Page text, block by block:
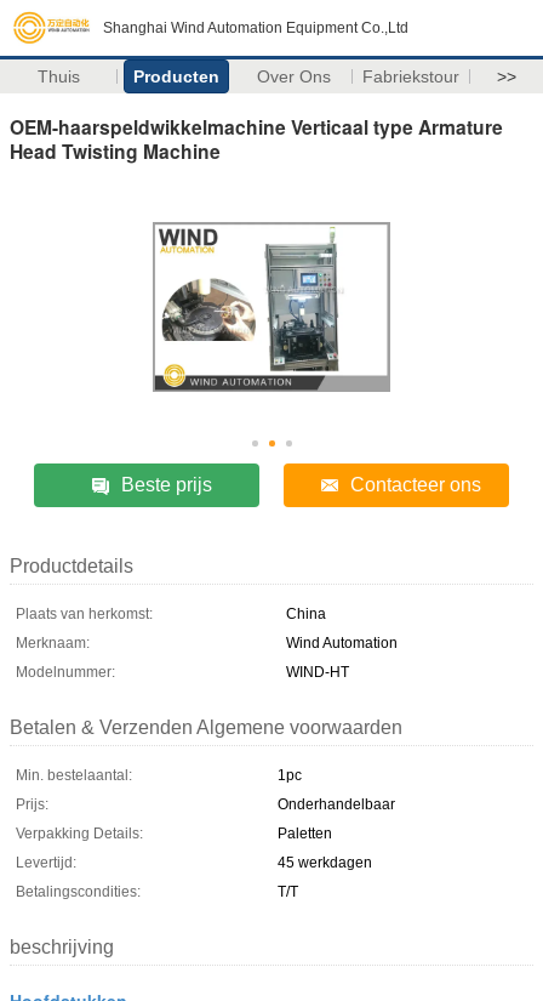
Shanghai Wind Automation Equipment Co.,Ltd
Thuis Producten Over Ons Fabriekstour >>
OEM-haarspeldwikkelmachine Verticaal type Armature
Head Twisting Machine
Beste prijs Contacteer ons
Productdetails
Plaats van herkomst:
China
Merknaam:
Wind Automation
Modelnummer:
WIND-HT
Betalen & Verzenden Algemene voorwaarden
Min. bestelaantal:
1pc
Prijs:
Onderhandelbaar
Verpakking Details:
Paletten
Levertijd:
45 werkdagen
Betalingscondities:
T/T
beschrijving